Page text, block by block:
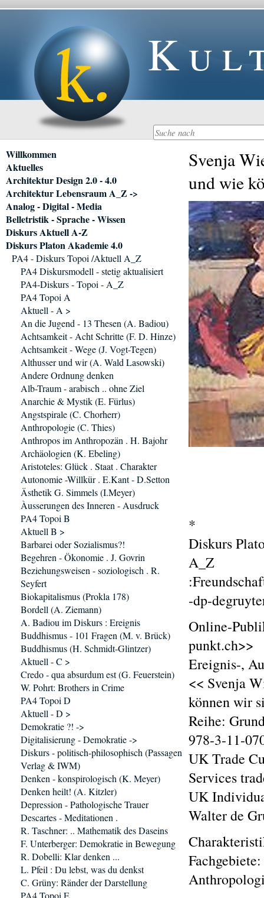
Svenja
und wie
*
Diskurs
A_Z
-dp-
Online-
punkt.ch>>
Ereignis-,
<< Svenja
können wir
Reihe:
978-3-11-
UK Trade
Services
UK
Walter de
Navigation
überspringen
Willkommen
Aktuelles
Architektur Design 2.0 - 4.0
Architektur Lebensraum A_Z ->
Analog - Digital - Media
Belletristik - Sprache - Wissen
Diskurs Aktuell A-Z
Diskurs Platon Akademie 4.0
PA4 - Diskurs Topoi /Aktuell A_Z
PA4 Diskursmodell - stetig aktualisiert
PA4-Diskurs - Topoi - A_Z
PA4 Topoi A
Aktuell - A >
An die Jugend - 13 Thesen (A. Badiou)
Achtsamkeit - Acht Schritte (F. D. Hinze)
Achtsamkeit - Wege (J. Vogt-Tegen)
Althusser und wir (A. Wald Lasowski)
Andere Ordnung denken
Alb-Traum - arabisch .. ohne Ziel
Anarchie & Mystik (E. Fürlus)
Angstspirale (C. Chorherr)
Anthropologie (C. Thies)
Anthropos im Anthropozän . H. Bajohr
Archäologien (K. Ebeling)
Aristoteles: Glück . Staat . Charakter
Autonomie -Willkür . E.Kant - D.Setton
Ästhetik G. Simmels (I.Meyer)
Àusserungen des Inneren - Ausdruck
PA4 Topoi B
Aktuell B >
Barbarei oder Sozialismus?!
Begehren - Ökonomie . J. Govrin
Beziehungsweisen - soziologisch . R.
Seyfert
Biokapitalismus (Prokla 178)
Bordell (A. Ziemann)
A. Badiou im Diskurs : Ereignis
Buddhismus - 101 Fragen (M. v. Brück)
Buddhismus (H. Schmidt-Glintzer)
Aktuell - C >
Credo - qua absurdum est (G. Feuerstein)
W. Pohrt: Brothers in Crime
PA4 Topoi D
Aktuell - D >
Demokratie ?! ->
Digitalisierung - Demokratie ->
Diskurs - politisch-philosophisch (Passagen
Verlag & IWM)
Denken - konspirologisch (K. Meyer)
Denken heilt! (A. Kitzler)
Depression - Pathologische Trauer
Descartes - Meditationen .
R. Taschner: .. Mathematik des Daseins
F. Unterberger: Demokratie in Bewegung
R. Dobelli: Klar denken ...
L. Pfeil : Du lebst, was du denkst
C. Grüny: Ränder der Darstellung
PA4 Topoi E